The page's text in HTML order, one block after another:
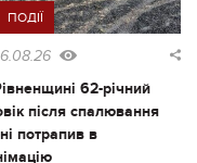
ПОДІЇ
62-річний
після спалювання
потрапив в